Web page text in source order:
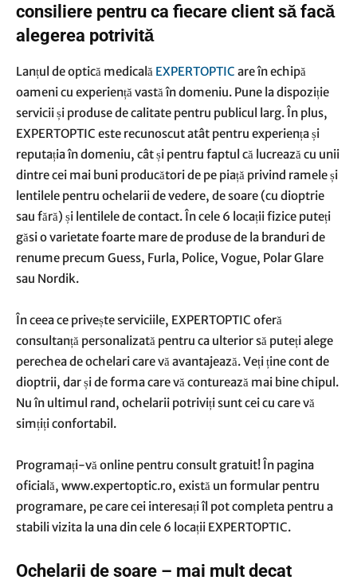
consiliere pentru ca fiecare client să facă
alegerea potrivită
Lanțul de optică medicală EXPERTOPTIC are în echipă
oameni cu experiență vastă în domeniu. Pune la dispoziție
servicii și produse de calitate pentru publicul larg. În plus,
EXPERTOPTIC este recunoscut atât pentru experiența și
reputația în domeniu, cât și pentru faptul că lucrează cu unii
dintre cei mai buni producători de pe piață privind ramele și
lentilele pentru ochelarii de vedere, de soare (cu dioptrie
sau fără) și lentilele de contact. În cele 6 locații fizice puteți
găsi o varietate foarte mare de produse de la branduri de
renume precum Guess, Furla, Police, Vogue, Polar Glare
sau Nordik.
În ceea ce privește serviciile, EXPERTOPTIC oferă
consultanță personalizată pentru ca ulterior să puteți alege
perechea de ochelari care vă avantajează. Veți ține cont de
dioptrii, dar și de forma care vă conturează mai bine chipul.
Nu în ultimul rand, ochelarii potriviți sunt cei cu care vă
simțiți confortabil.
Programați-vă online pentru consult gratuit! În pagina
oficială, www.expertoptic.ro, există un formular pentru
programare, pe care cei interesați îl pot completa pentru a
stabili vizita la una din cele 6 locații EXPERTOPTIC.
Ochelarii de soare – mai mult decat